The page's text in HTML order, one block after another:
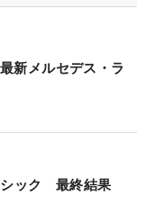
新メルセデス・ラ
シック 最終結果